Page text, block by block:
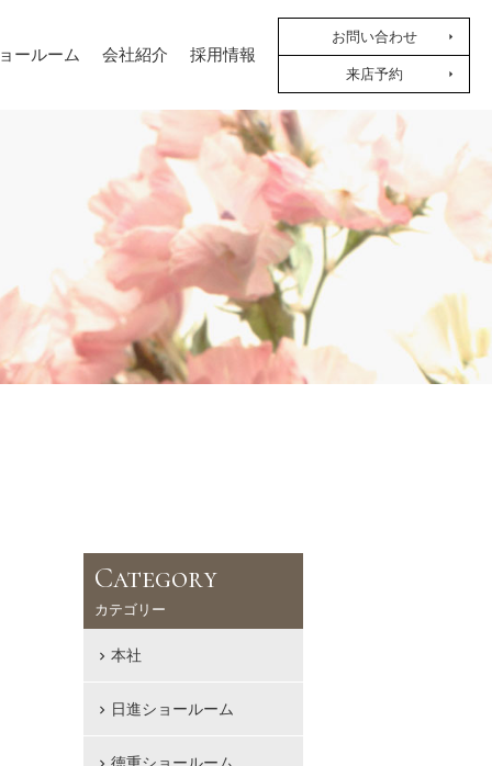
ールーム 会社紹介 採用情報
お問い合わせ
来店予約
Category
カテゴリー
本社
日進ショールーム